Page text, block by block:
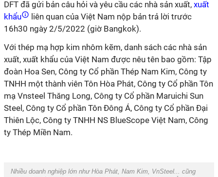
DFT đã gửi bản câu hỏi và yêu cầu các nhà sản xuất, xuất
khẩu
liên quan của Việt Nam nộp bản trả lời trước
16h30 ngày 2/5/2022 (giờ Bangkok).
Với thép mạ hợp kim nhôm kẽm, danh sách các nhà sản
xuất, xuất khẩu của Việt Nam được nêu tên bao gồm: Tập
đoàn Hoa Sen, Công ty Cổ phần Thép Nam Kim, Công ty
TNHH một thành viên Tôn Hòa Phát, Công ty Cổ phần Tôn
mạ Vnsteel Thăng Long, Công ty Cổ phần Maruichi Sun
Steel, Công ty Cổ phần Tôn Đông Á, Công ty Cổ phần Đại
Thiên Lộc, Công ty TNHH NS BlueScope Việt Nam, Công
ty Thép Miền Nam.
Nhiều doanh nghiệp lớn như Hòa Phát, Nam Kim, VnSteel... cũng